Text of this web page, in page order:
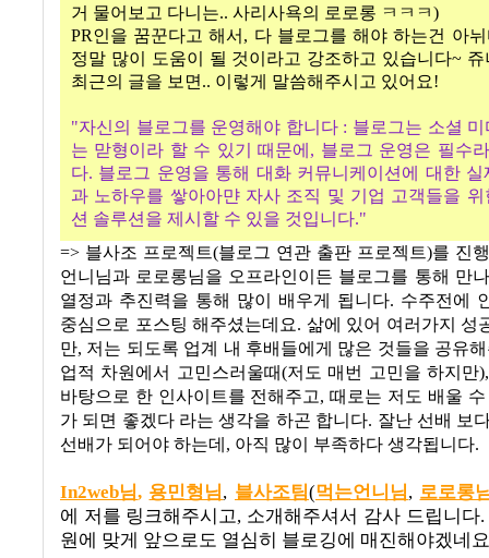
거 물어보고 다니는.. 사리사욕의 로로롱 ㅋㅋㅋ)
PR인을 꿈꾼다고 해서 , 다 블로그를 해야 하는건 아
정말 많이 도움이 될 것이라고 강조하고 있습니다~ 쥬
최근의 글을 보면 .. 이렇게 말씀해주시고 있어요!
"자신의 블로그를 운영해야 합니다: 블로그는 소셜
는 맏형이라 할 수 있기 때문에 , 블로그 운영은 필수
다. 블로그 운영을 통해 대화 커뮤니케이션에 대한 실
과 노하우를 쌓아아먄 자사 조직 및 기업 고객들을
션 솔루션을 제시할 수 있을 것입니다."
=> 블사조 프로젝트(블로그 연관 출판 프로젝트)를 진
언니님과 로로롱님을 오프라인이든 블로그를 통해 만
열정과 추진력을 통해 많이 배우게 됩니다. 수주전에
중심으로 포스팅 해주셨는데요. 삶에 있어 여러가지 성
만, 저는 되도록 업계 내 후배들에게 많은 것들을 공유
업적 차원에서 고민스러울때(저도 매번 고민을 하지만
바탕으로 한 인사이트를 전해주고, 때로는 저도 배울
가 되면 좋겠다 라는 생각을 하곤 합니다. 잘난 선배 보
선배가 되어야 하는데, 아직 많이 부족하다 생각됩니다.
In2web님, 용민형님, 블사조팀(먹는언니님, 로로롱
에 저를 링크해주시고, 소개해주셔서 감사 드립니다.
원에 맞게 앞으로도 열심히 블로깅에 매진해야겠네